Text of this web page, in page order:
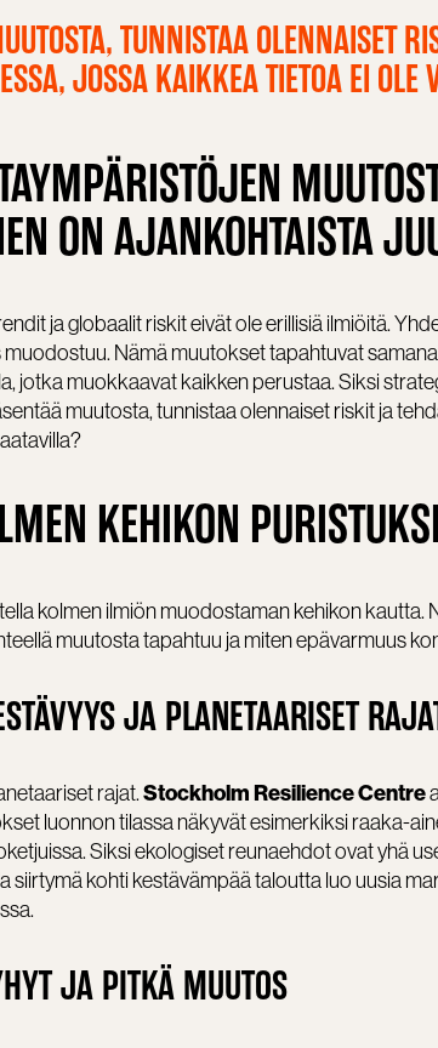
TUNNISTAA OLENNAISET
JOSSA KAIKKEA TIETOA EI OLE
ON AJANKOHTAISTA
ja globaalit riskit eivät ole erillisiä ilmiöitä.
Nämä muutokset tapahtuvat
jotka muokkaavat kaikken perustaa. Siksi
muutosta, tunnistaa olennaiset riskit ja
KEHIKON
kolmen ilmiön muodostaman kehikon kautta.
muutosta tapahtuu ja miten epävarmuus
JA PLANETAARISET
rajat. Stockholm Resilience Centre
luonnon tilassa näkyvät esimerkiksi raaka-
Siksi ekologiset reunaehdot ovat yhä
siirtymä kohti kestävämpää taloutta luo uusia
JA PITKÄ MUUTOS